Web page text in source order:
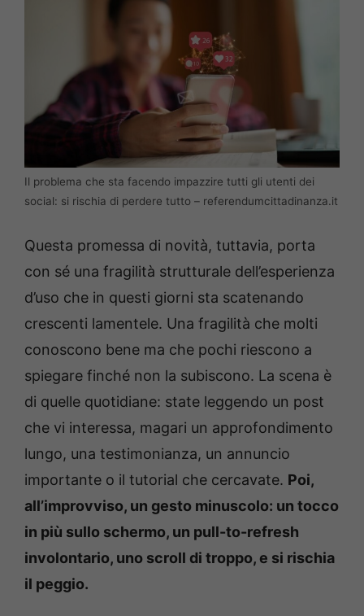
Il problema che sta facendo impazzire tutti gli utenti dei
social: si rischia di perdere tutto – referendumcittadinanza.it
Questa promessa di novità, tuttavia, porta
con sé una fragilità strutturale dell’esperienza
d’uso che in questi giorni sta scatenando
crescenti lamentele. Una fragilità che molti
conoscono bene ma che pochi riescono a
spiegare finché non la subiscono. La scena è
di quelle quotidiane: state leggendo un post
che vi interessa, magari un approfondimento
lungo, una testimonianza, un annuncio
importante o il tutorial che cercavate. Poi,
all’improvviso, un gesto minuscolo: un tocco
in più sullo schermo, un pull-to-refresh
involontario, uno scroll di troppo, e si rischia
il peggio.